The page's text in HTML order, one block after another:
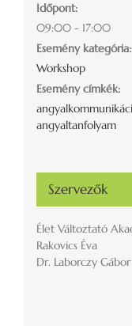
Időpont:
09:00 - 17:00
Esemény kategória:
Workshop
Esemény címkék:
angyaltanfolyam
Szervezők
Élet Változtató
Rakovics Éva
Dr. Laborczy Gábor